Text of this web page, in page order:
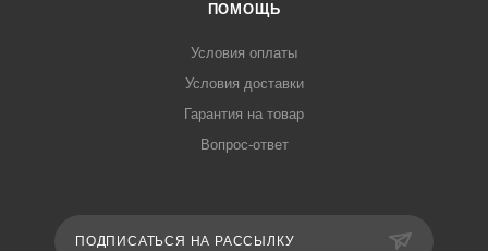
ПОМОЩЬ
Условия оплаты
Условия доставки
Гарантия на товар
Вопрос-ответ
ПОДПИСАТЬСЯ НА РАССЫЛКУ